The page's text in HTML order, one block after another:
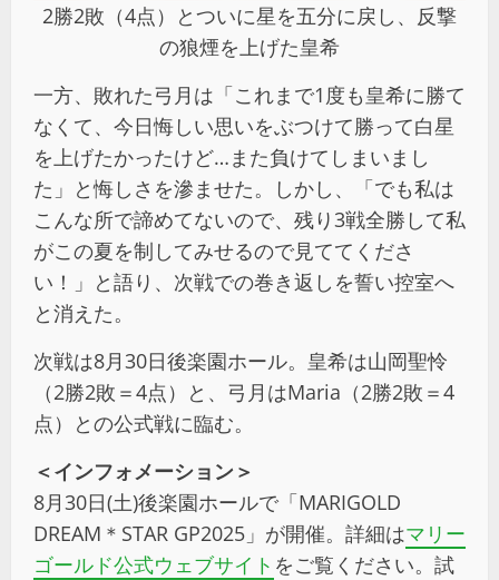
2勝2敗（4点）とついに星を五分に戻し、反撃
の狼煙を上げた皇希
一方、敗れた弓月は「これまで1度も皇希に勝て
なくて、今日悔しい思いをぶつけて勝って白星
を上げたかったけど…また負けてしまいまし
た」と悔しさを滲ませた。しかし、「でも私は
こんな所で諦めてないので、残り3戦全勝して私
がこの夏を制してみせるので見ててくださ
い！」と語り、次戦での巻き返しを誓い控室へ
と消えた。
次戦は8月30日後楽園ホール。皇希は山岡聖怜
（2勝2敗＝4点）と、弓月はMaria（2勝2敗＝4
点）との公式戦に臨む。
＜インフォメーション＞
8月30日(土)後楽園ホールで「MARIGOLD
DREAM＊STAR GP2025」が開催。詳細はマリー
ゴールド公式ウェブサイト をご覧ください。試